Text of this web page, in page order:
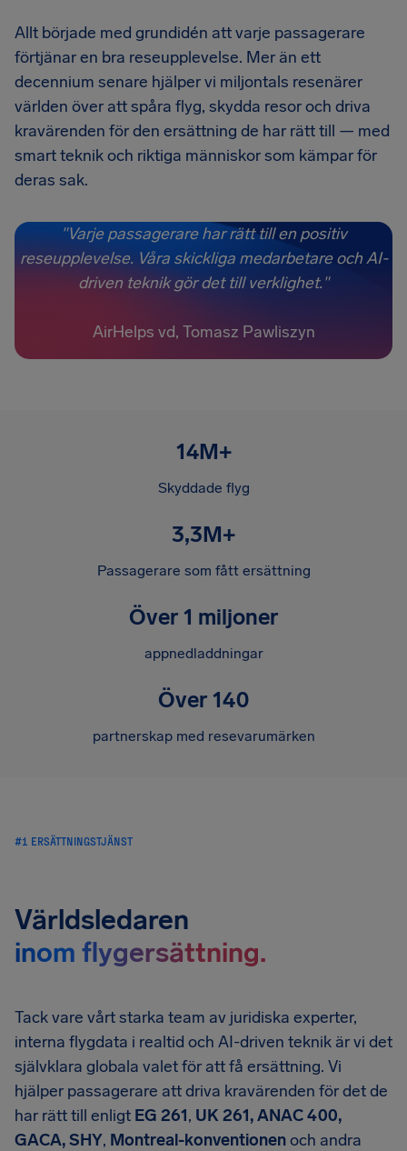
Allt började med grundidén att varje passagerare
förtjänar en bra reseupplevelse. Mer än ett
decennium senare hjälper vi miljontals resenärer
världen över att spåra flyg, skydda resor och driva
kravärenden för den ersättning de har rätt till — med
smart teknik och riktiga människor som kämpar för
deras sak.
"Varje passagerare har rätt till en positiv
reseupplevelse. Våra skickliga medarbetare och AI-
driven teknik gör det till verklighet."
AirHelps vd, Tomasz Pawliszyn
14M+
Skyddade flyg
3,3M+
Passagerare som fått ersättning
Över 1 miljoner
appnedladdningar
Över 140
partnerskap med resevarumärken
#1 ERSÄTTNINGSTJÄNST
Världsledaren
inom flygersättning.
Tack vare vårt starka team av juridiska experter,
interna flygdata i realtid och AI-driven teknik är vi det
självklara globala valet för att få ersättning. Vi
hjälper passagerare att driva kravärenden för det de
har rätt till enligt EG 261, UK 261, ANAC 400,
GACA, SHY, Montreal-konventionenoch andra